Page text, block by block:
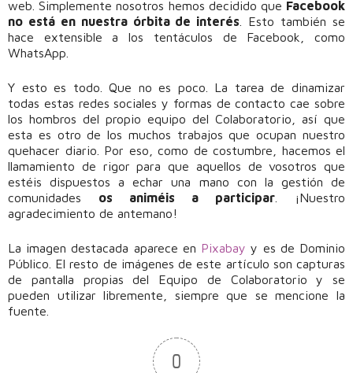
web. Simplemente nosotros hemos decidido que Facebook
no está en nuestra órbita de interés . Esto también se
hace extensible a los tentáculos de Facebook, como
WhatsApp.
Y esto es todo. Que no es poco. La tarea de dinamizar
todas estas redes sociales y formas de contacto cae sobre
los hombros del propio equipo del Colaboratorio, así que
esta es otro de los muchos trabajos que ocupan nuestro
quehacer diario. Por eso, como de costumbre, hacemos el
llamamiento de rigor para que aquellos de vosotros que
estéis dispuestos a echar una mano con la gestión de
comunidades os animéis a participar . ¡Nuestro
agradecimiento de antemano!
La imagen destacada aparece en Pixabay y es de Dominio
Público. El resto de imágenes de este artículo son capturas
de pantalla propias del Equipo de Colaboratorio y se
pueden utilizar libremente, siempre que se mencione la
fuente.
0